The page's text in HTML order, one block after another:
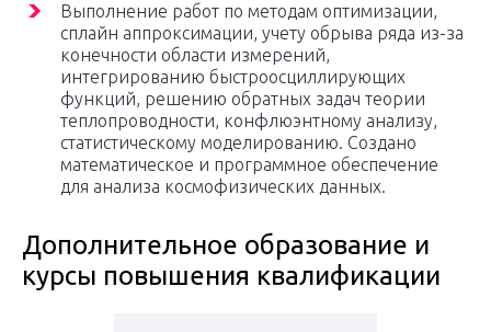
Выполнение работ по методам оптимизации,
сплайн аппроксимации, учету обрыва ряда из-за
конечности области измерений,
интегрированию быстроосциллирующих
функций, решению обратных задач теории
теплопроводности, конфлюэнтному анализу,
статистическому моделированию. Создано
математическое и программное обеспечение
для анализа космофизических данных.
Дополнительное образование и
курсы повышения квалификации